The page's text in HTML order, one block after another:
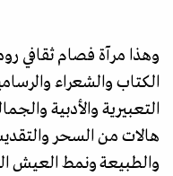
وهذا مرآة فصام ثقافي
الكتاب والشعراء
التعبيرية والأدبية
هالات من السحر
والطبيعة ونمط العيش